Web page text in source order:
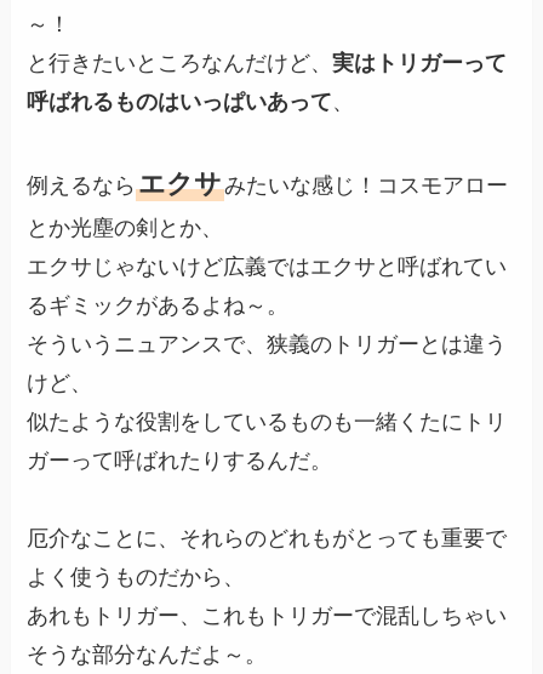
～！
と行きたいところなんだけど、実はトリガーって
呼ばれるものはいっぱいあって、
例えるならエクサみたいな感じ！コスモアロー
とか光塵の剣とか、
エクサじゃないけど広義ではエクサと呼ばれてい
るギミックがあるよね～。
そういうニュアンスで、狭義のトリガーとは違う
けど、
似たような役割をしているものも一緒くたにトリ
ガーって呼ばれたりするんだ。
厄介なことに、それらのどれもがとっても重要で
よく使うものだから、
あれもトリガー、これもトリガーで混乱しちゃい
そうな部分なんだよ～。